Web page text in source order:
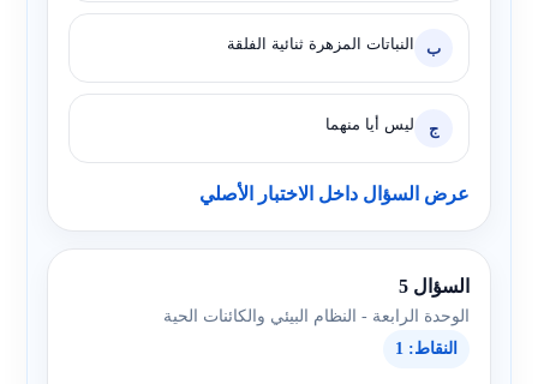
ب النباتات المزهرة ثنائية الفلقة
ج ليس أيا منهما
عرض السؤال داخل الاختبار الأصلي
السؤال 5
الوحدة الرابعة - النظام البيئي والكائنات الحية
النقاط: 1